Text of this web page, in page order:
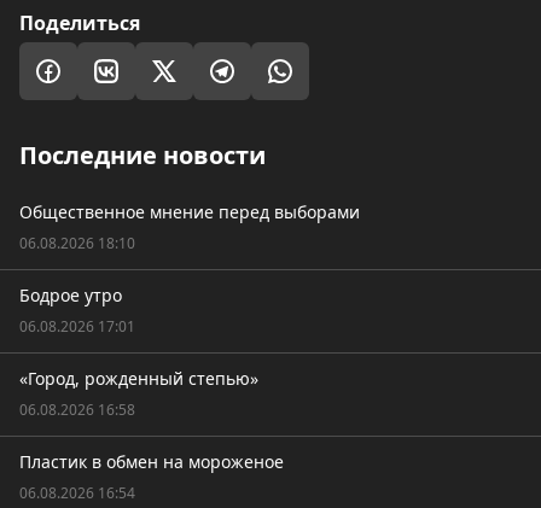
Поделиться
Последние новости
Общественное мнение перед выборами
06.08.2026 18:10
Бодрое утро
06.08.2026 17:01
«Город, рожденный степью»
06.08.2026 16:58
Пластик в обмен на мороженое
06.08.2026 16:54